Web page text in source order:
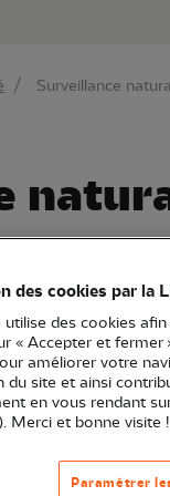
Surveillance
Franche-Comté
la mise en
par la LPO
à la
le site. Le
des cookies par la
utilise des cookies
« Accepter et
améliorer votre
du site et ainsi
en vous rendant
Merci et bonne visite !
Paramétrer